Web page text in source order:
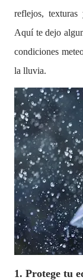
reflejos,
Aquí te dejo
condiciones
la lluvia.
1. Protege tu